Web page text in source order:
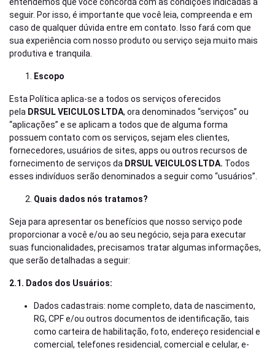
seguir. Por isso, é importante que você leia, compreenda e em
caso de qualquer dúvida entre em contato. Isso fará com que
sua experiência com nosso produto ou serviço seja muito mais
produtiva e tranquila.
Escopo
Esta Política aplica-se a todos os serviços oferecidos
pela DRSUL VEICULOS LTDA, ora denominados “serviços” ou
“aplicações” e se aplicam a todos que de alguma forma
possuem contato com os serviços, sejam eles clientes,
fornecedores, usuários de sites, apps ou outros recursos de
fornecimento de serviços da DRSUL VEICULOS LTDA. Todos
esses indivíduos serão denominados a seguir como “usuários”.
Quais dados nós tratamos?
Seja para apresentar os benefícios que nosso serviço pode
proporcionar a você e/ou ao seu negócio, seja para executar
suas funcionalidades, precisamos tratar algumas informações,
que serão detalhadas a seguir:
2.1. Dados dos Usuários:
Dados cadastrais: nome completo, data de nascimento,
RG, CPF e/ou outros documentos de identificação, tais
como carteira de habilitação, foto, endereço residencial e
comercial, telefones residencial, comercial e celular, e-